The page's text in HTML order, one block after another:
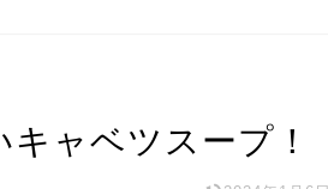
ャベツスープ！